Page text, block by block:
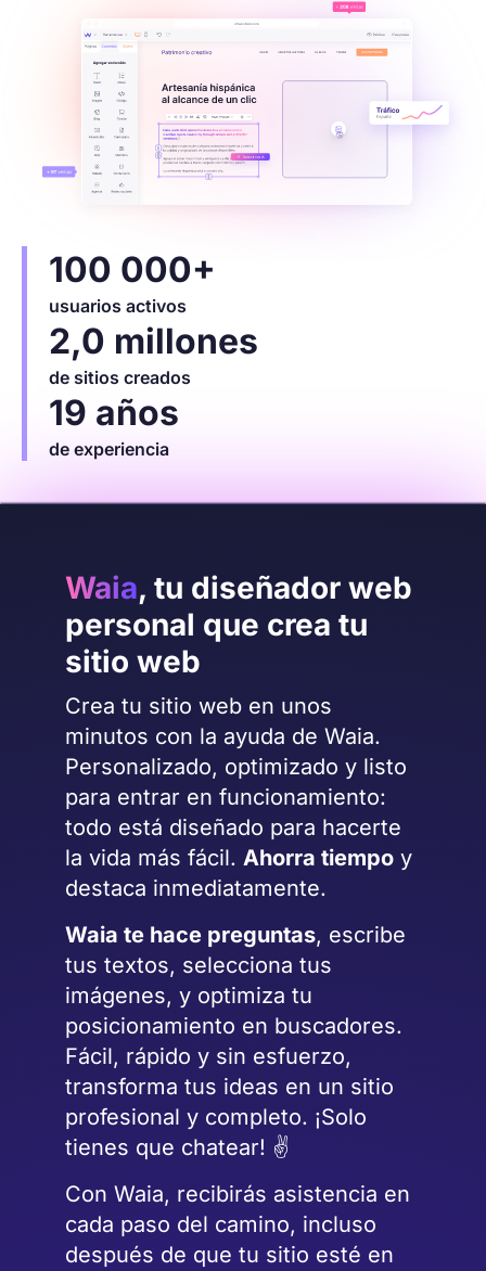
100 000+
usuarios activos
2,0 millones
de sitios creados
19 años
de experiencia
Waia, tu diseñador web
personal que crea tu
sitio web
Crea tu sitio web en unos
minutos con la ayuda de Waia.
Personalizado, optimizado y listo
para entrar en funcionamiento:
todo está diseñado para hacerte
la vida más fácil. Ahorra tiempo y
destaca inmediatamente.
Waia te hace preguntas, escribe
tus textos, selecciona tus
imágenes, y optimiza tu
posicionamiento en buscadores.
Fácil, rápido y sin esfuerzo,
transforma tus ideas en un sitio
profesional y completo. ¡Solo
tienes que chatear! ✌️
Con Waia, recibirás asistencia en
cada paso del camino, incluso
después de que tu sitio esté en